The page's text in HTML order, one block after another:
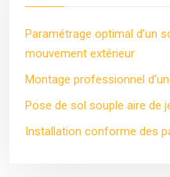
Paramétrage optimal d’un
mouvement extérieur
Montage professionnel
Pose de sol souple aire de
Installation conforme des